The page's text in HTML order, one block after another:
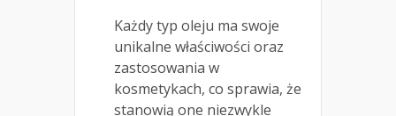
Każdy typ oleju ma swoje
unikalne właściwości oraz
zastosowania w
kosmetykach, co sprawia, że
stanowią one niezwykle